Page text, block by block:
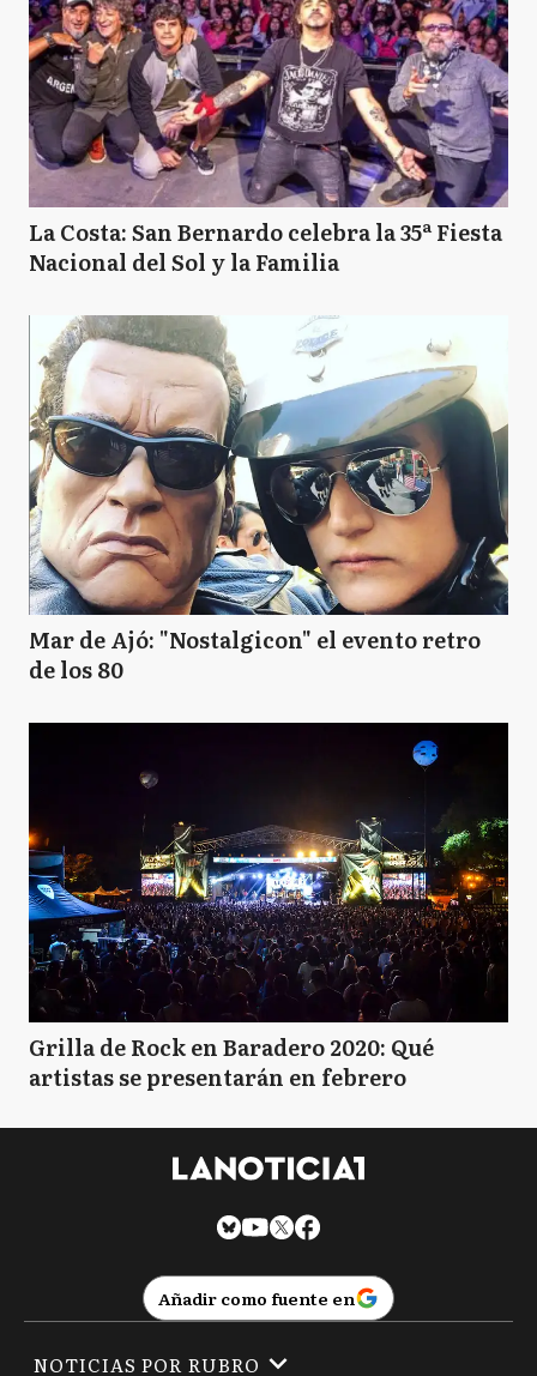
La Costa: San Bernardo celebra la 35ª Fiesta
Nacional del Sol y la Familia
Mar de Ajó: "Nostalgicon" el evento retro
de los 80
Grilla de Rock en Baradero 2020: Qué
artistas se presentarán en febrero
Añadir como fuente en
NOTICIAS POR RUBRO